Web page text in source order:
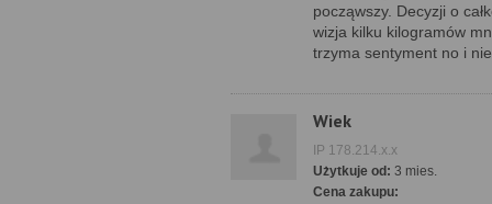
począwszy. Decyzji o
wizja kilku kilogramów
trzyma sentyment no i
Wiek
IP 178.214.x.x
Użytkuje od: 3 mies.
Cena zakupu: